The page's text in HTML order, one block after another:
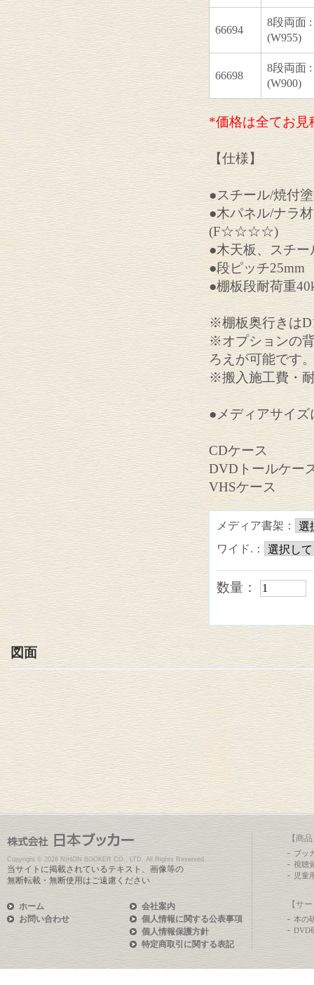
66694
8段両面
(W955)
66698
8段両面
(W900)
*価格は全てお見
【仕様】
●スチール/焼付
●木パネル/ナラ
(F☆☆☆☆)
●木天板、スチ
●段ピッチ25mm
●棚板段耐荷重
※棚板奥行きは
※オプションの
ろえが可能です
※搬入施工費・
●メディアサイ
CDケース
DVDトールケ
VHSケース
メディア書架：
ワイド.：
数量：
図面
Copyright © 2026 NIHON BOOKER CO., LTD. All Rights Reserved.
当サイトに掲載されているテキスト、画像等の
無断転載・無断使用はご遠慮ください
ホーム
お問い合わせ
会社案内
個人情報に関する公表事項
個人情報保護方針
特定商取引に関する表記
【商
ブッ
視聴
児童
【サ
本の
DVD